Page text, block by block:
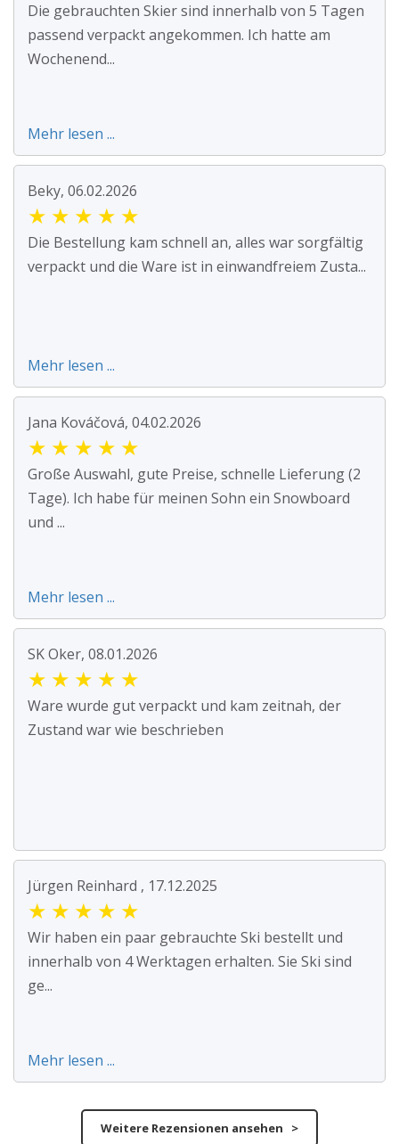
Die gebrauchten Skier sind innerhalb von 5 Tagen
passend verpackt angekommen. Ich hatte am
Wochenend...
Mehr lesen ...
Beky, 06.02.2026
★ ★ ★ ★ ★
Die Bestellung kam schnell an, alles war sorgfältig
verpackt und die Ware ist in einwandfreiem Zusta...
Mehr lesen ...
Jana Kováčová, 04.02.2026
★ ★ ★ ★ ★
Große Auswahl, gute Preise, schnelle Lieferung (2
Tage). Ich habe für meinen Sohn ein Snowboard
und ...
Mehr lesen ...
SK Oker, 08.01.2026
★ ★ ★ ★ ★
Ware wurde gut verpackt und kam zeitnah, der
Zustand war wie beschrieben
Jürgen Reinhard , 17.12.2025
★ ★ ★ ★ ★
Wir haben ein paar gebrauchte Ski bestellt und
innerhalb von 4 Werktagen erhalten. Sie Ski sind
ge...
Mehr lesen ...
Weitere Rezensionen ansehen >